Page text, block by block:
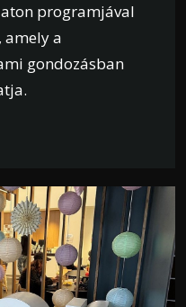
programjával
amely a
gondozásban